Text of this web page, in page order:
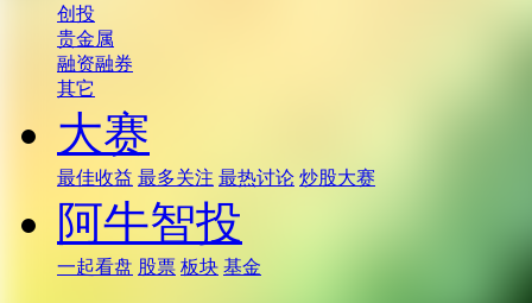
创投
贵金属
融资融券
其它
大赛
最佳收益 最多关注 最热讨论 炒股大赛
阿牛智投
一起看盘 股票 板块 基金